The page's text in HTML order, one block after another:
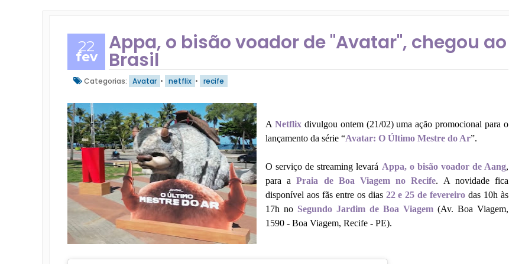
22
fev
Appa, o bisão voador de "Avatar", chegou ao
Brasil
Categorias: Avatar • netflix • recife
A Netflixdivulgou ontem (21/02) uma ação promocional para o
lançamento da série “Avatar: O Último Mestre do Ar”.
O serviço de streaming levará Appa, o bisão voador de Aang,
para aPraia de Boa Viagem no Recife. A novidade fica
disponível aos fãs entre os dias 22 e 25 de fevereiro das 10h às
17h no Segundo Jardim de Boa Viagem (Av. Boa Viagem,
1590 - Boa Viagem, Recife - PE).